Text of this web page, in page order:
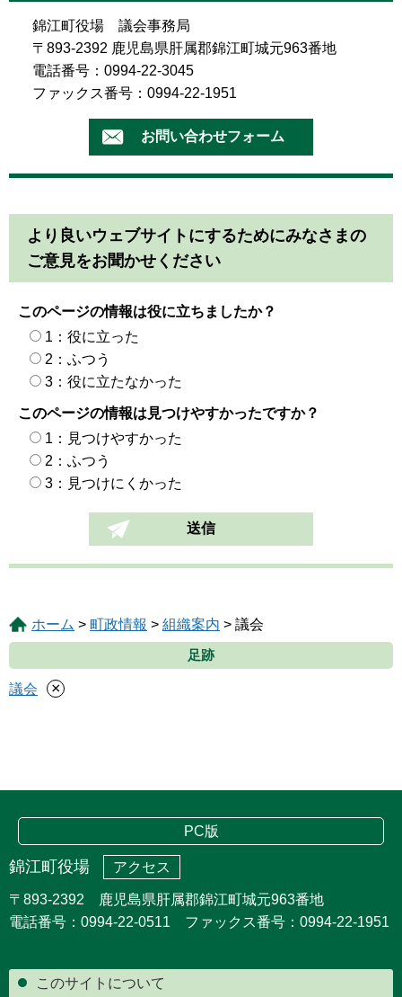
錦江町役場 議会事務局
〒893-2392 鹿児島県肝属郡錦江町城元963番地
電話番号：0994-22-3045
ファックス番号：0994-22-1951
より良いウェブサイトにするためにみなさまの
ご意見をお聞かせください
このページの情報は役に立ちましたか？
1：役に立った
2：ふつう
3：役に立たなかった
このページの情報は見つけやすかったですか？
1：見つけやすかった
2：ふつう
3：見つけにくかった
ホーム > 町政情報 > 組織案内 > 議会
足跡
議会 ×
PC版
錦江町役場 アクセス
〒893-2392 鹿児島県肝属郡錦江町城元963番地
電話番号：0994-22-0511 ファックス番号：0994-22-1951
このサイトについて